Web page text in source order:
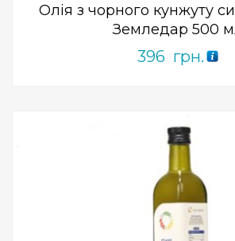
Олія з чорного кунжуту
Земледар 500
396 грн.